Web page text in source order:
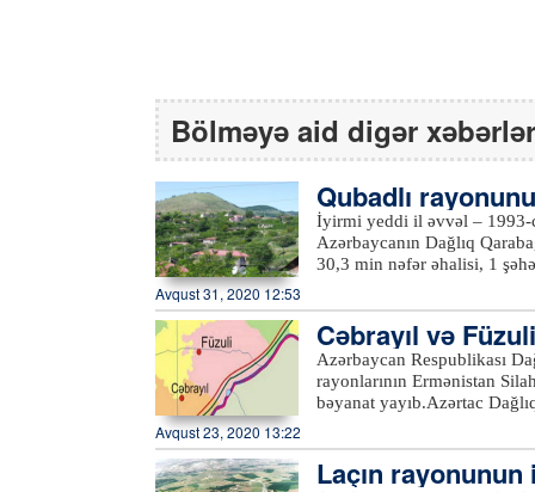
Bölməyə aid digər xəbərlər
Qubadlı
İyirmi yeddi il əvvəl – 1993-
Azərbaycanın Dağlıq
30,3 min nəfər əhalisi, 1
müxtəlif bölgələrində
cənub-qərbində, Qarabağ
səviyyəsindən 2003 metr
çayları axır. Şimalda Laçın,
Xocavənd rayonu (42 km),
ilə həmsərhəddir.İşğaldan
96 ictimai-iaşə, 25 məişət
Avqust 31, 2020 12:53
Cəbrayıl və
ə əlaqədar
Azərbaycan Respublikası
rayonlarının Ermənistan
bəyanat yayıb.Azərtac
Silahlı Qüvvələri tərəfindən
kvadratkilometr ərazisindən
Avqust 23, 2020 13:22
Laçın